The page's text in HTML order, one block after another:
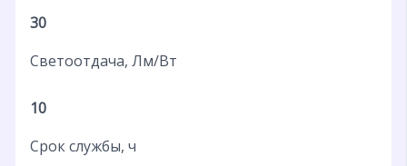
30
Светоотдача, Лм/Вт
10
Срок службы, ч